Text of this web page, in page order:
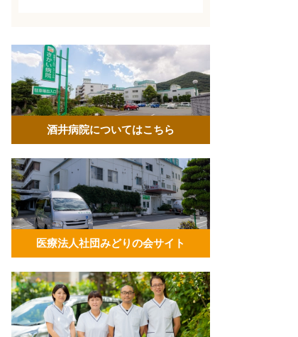
酒井病院についてはこちら
医療法人社団みどりの会サイト